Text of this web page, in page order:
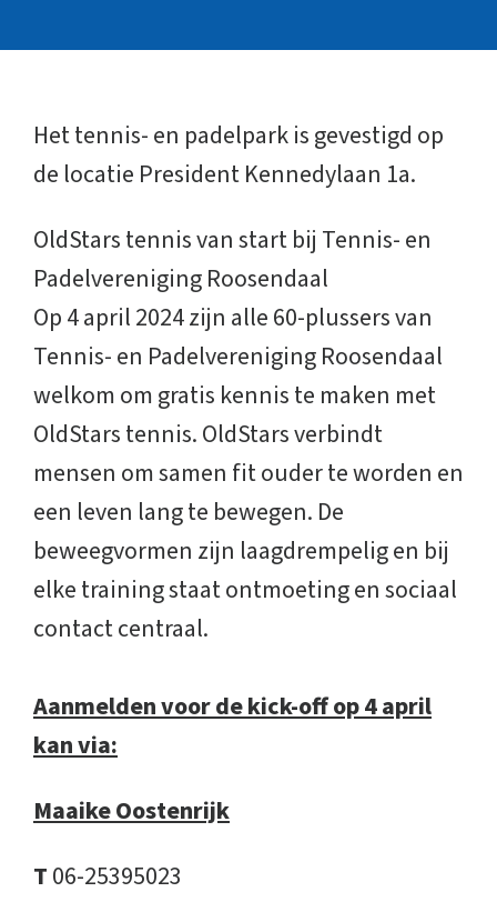
Het tennis- en padelpark is gevestigd op
de locatie President Kennedylaan 1a.
OldStars tennis van start bij Tennis- en
Padelvereniging Roosendaal
Op 4 april 2024 zijn alle 60-plussers van
Tennis- en Padelvereniging Roosendaal
welkom om gratis kennis te maken met
OldStars tennis. OldStars verbindt
mensen om samen fit ouder te worden en
een leven lang te bewegen. De
beweegvormen zijn laagdrempelig en bij
elke training staat ontmoeting en sociaal
contact centraal.
Aanmelden voor de kick-off op 4 april
kan via:
Maaike Oostenrijk
T06-25395023